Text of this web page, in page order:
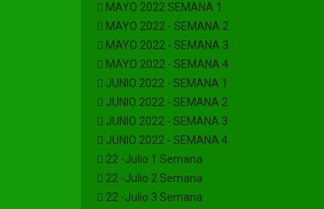
MAYO 2022 SEMANA 1
MAYO 2022 - SEMANA 2
MAYO 2022 - SEMANA 3
MAYO 2022 - SEMANA 4
JUNIO 2022 - SEMANA 1
JUNIO 2022 - SEMANA 2
JUNIO 2022 - SEMANA 3
JUNIO 2022 - SEMANA 4
22 -Julio 1 Semana
22 -Julio 2 Semana
22 -Julio 3 Semana